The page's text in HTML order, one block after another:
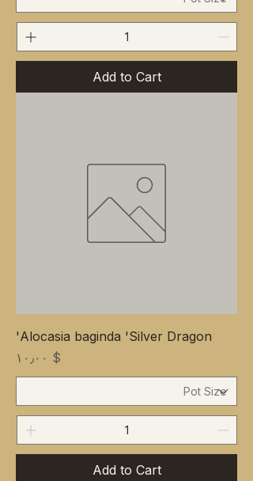
Add to Cart
Alocasia baginda 'Silver Dragon'
Price
$ ۱۰٫۰۰
Add to Cart